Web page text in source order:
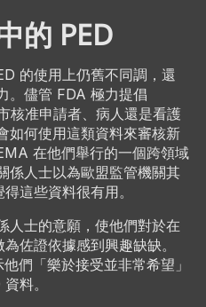
的 PED
的使用上仍舊不同調，還
。儘管 FDA 極力提倡
核准申請者、病人還是看護
如何使用這類資料來審核新
在他們舉行的一個跨領域
係人士以為歐盟監管機關其
這些資料很有用。
人士的意願，使他們對於在
佐證依據感到興趣缺缺。
們「樂於接受並非常希望」
料。